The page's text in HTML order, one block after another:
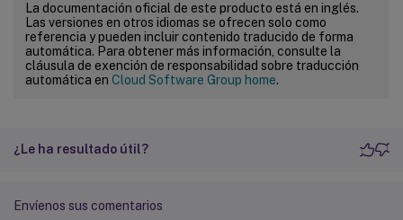
La documentación oficial de este producto está en inglés.
Las versiones en otros idiomas se ofrecen solo como
referencia y pueden incluir contenido traducido de forma
automática. Para obtener más información, consulte la
cláusula de exención de responsabilidad sobre traducción
automática en Cloud Software Group home.
¿Le ha resultado útil?
Envíenos sus comentarios